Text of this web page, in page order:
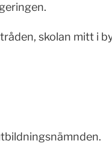
skolan mitt i